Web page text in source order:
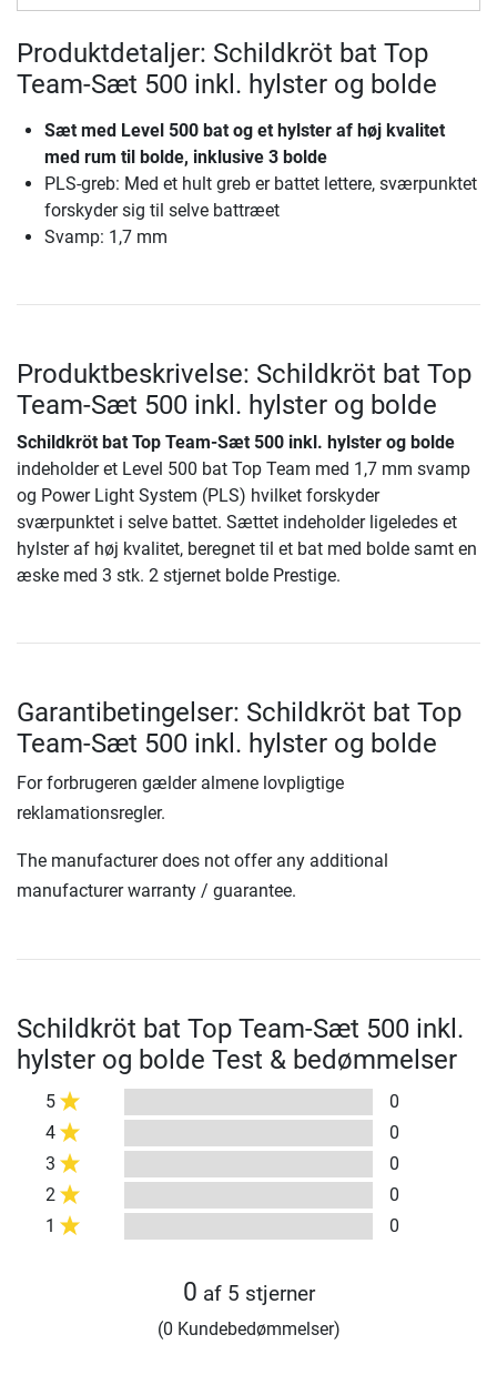
Produktdetaljer: Schildkröt bat Top
Team-Sæt 500 inkl. hylster og bolde
Sæt med Level 500 bat og et hylster af høj kvalitet
med rum til bolde, inklusive 3 bolde
PLS-greb: Med et hult greb er battet lettere, sværpunktet
forskyder sig til selve battræet
Svamp: 1,7 mm
Produktbeskrivelse: Schildkröt bat Top
Team-Sæt 500 inkl. hylster og bolde
Schildkröt bat Top Team-Sæt 500 inkl. hylster og bolde
indeholder et Level 500 bat Top Team med 1,7 mm svamp
og Power Light System (PLS) hvilket forskyder
sværpunktet i selve battet. Sættet indeholder ligeledes et
hylster af høj kvalitet, beregnet til et bat med bolde samt en
æske med 3 stk. 2 stjernet bolde Prestige.
Garantibetingelser: Schildkröt bat Top
Team-Sæt 500 inkl. hylster og bolde
For forbrugeren gælder almene lovpligtige
reklamationsregler.
The manufacturer does not offer any additional
manufacturer warranty / guarantee.
Schildkröt bat Top Team-Sæt 500 inkl.
hylster og bolde Test & bedømmelser
5
0
4
0
3
0
2
0
1
0
0 af 5 stjerner
(0 Kundebedømmelser)